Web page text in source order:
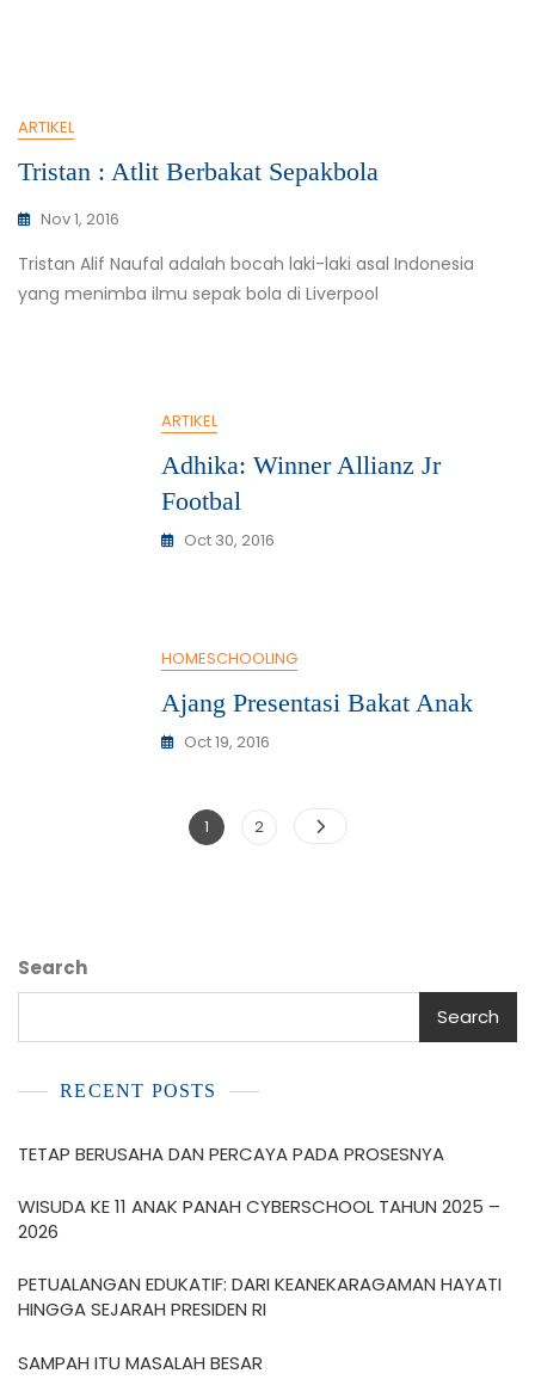
ARTIKEL
Tristan : Atlit Berbakat Sepakbola
Nov 1, 2016
Tristan Alif Naufal adalah bocah laki-laki asal Indonesia
yang menimba ilmu sepak bola di Liverpool
ARTIKEL
Adhika: Winner Allianz Jr
Footbal
Oct 30, 2016
HOMESCHOOLING
Ajang Presentasi Bakat Anak
Oct 19, 2016
1 2
Search
Search
RECENT POSTS
TETAP BERUSAHA DAN PERCAYA PADA PROSESNYA
WISUDA KE 11 ANAK PANAH CYBERSCHOOL TAHUN 2025 –
2026
PETUALANGAN EDUKATIF: DARI KEANEKARAGAMAN HAYATI
HINGGA SEJARAH PRESIDEN RI
SAMPAH ITU MASALAH BESAR